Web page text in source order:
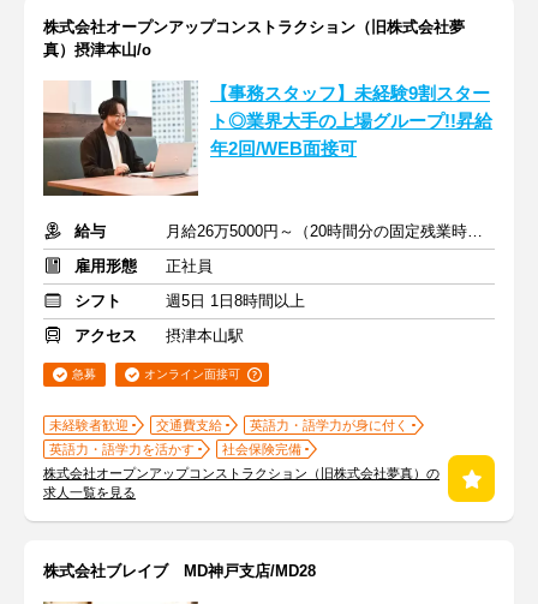
株式会社オープンアップコンストラクション（旧株式会社夢
真）摂津本山/o
【事務スタッフ】未経験9割スター
ト◎業界大手の上場グループ!!昇給
年2回/WEB面接可
給与
月給26万5000円～（20時間分の固定残業時間代を含む）
雇用形態
正社員
シフト
週5日 1日8時間以上
アクセス
摂津本山駅
急募 オンライン面接可
未経験者歓迎 交通費支給
英語力・語学力が身に付く
英語力・語学力を活かす
社会保険完備
株式会社オープンアップコンストラクション（旧株式会社夢真）の
求人一覧を見る
株式会社ブレイブ MD神戸支店/MD28